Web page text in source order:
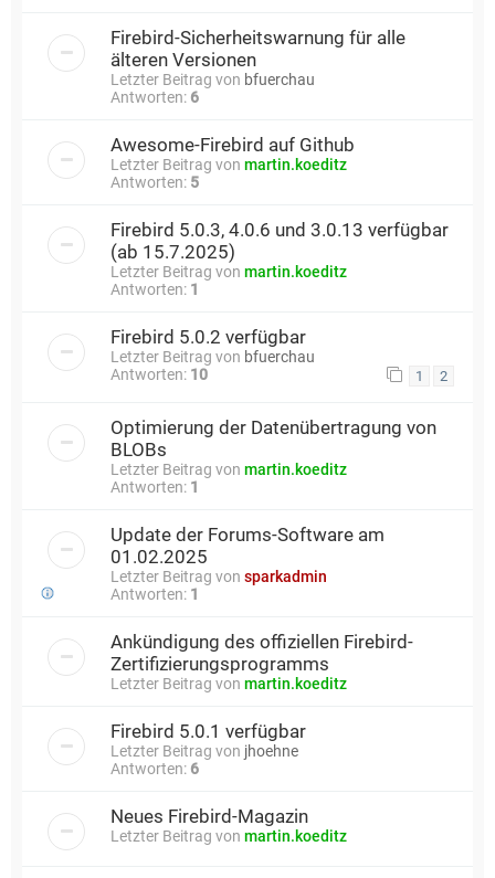
Firebird-Sicherheitswarnung für alle
älteren Versionen
Letzter Beitrag von bfuerchau
Antworten: 6
Awesome-Firebird auf Github
Letzter Beitrag von martin.koeditz
Antworten: 5
Firebird 5.0.3, 4.0.6 und 3.0.13 verfügbar
(ab 15.7.2025)
Letzter Beitrag von martin.koeditz
Antworten: 1
Firebird 5.0.2 verfügbar
Letzter Beitrag von bfuerchau
Antworten: 10 1 2
Optimierung der Datenübertragung von
BLOBs
Letzter Beitrag von martin.koeditz
Antworten: 1
Update der Forums-Software am
01.02.2025
Letzter Beitrag von sparkadmin
Antworten: 1
Ankündigung des offiziellen Firebird-
Zertifizierungsprogramms
Letzter Beitrag von martin.koeditz
Firebird 5.0.1 verfügbar
Letzter Beitrag von jhoehne
Antworten: 6
Neues Firebird-Magazin
Letzter Beitrag von martin.koeditz